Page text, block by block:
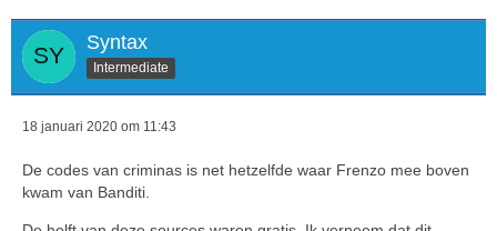
Syntax
Intermediate
18 januari 2020 om 11:43
De codes van criminas is net hetzelfde waar Frenzo mee boven
kwam van Banditi.